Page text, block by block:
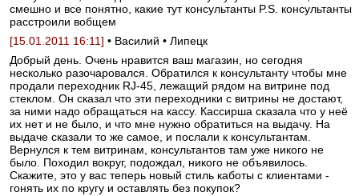
смешно и все понятно, какие тут консультанты P.S. консультанты
расстроили вобщем
[15.01.2011 16:11] • Василий • Липецк
Добрый день. Очень нравится ваш магазин, но сегодня
несколько разочаровался. Обратился к консультанту чтобы мне
продали переходник RJ-45, лежащий рядом на витрине под
стеклом. Он сказал что эти переходники с витрины не достают,
за ними надо обращаться на кассу. Кассирша сказала что у неё
их нет и не было, и что мне нужно обратиться на выдачу. На
выдаче сказали то же самое, и послали к консультантам.
Вернулся к тем витринам, консультантов там уже никого не
было. Походил вокруг, подождал, никого не объявилось.
Скажите, это у вас теперь новый стиль каботы с клиентами -
гонять их по кругу и оставлять без покупок?